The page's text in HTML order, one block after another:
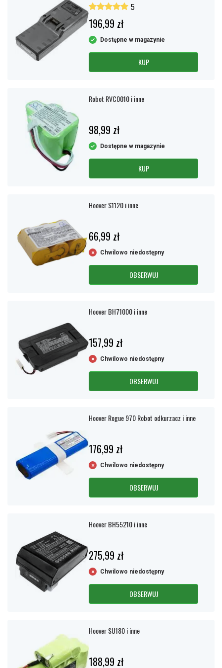
5
196,99 zł
Dostępne w magazynie
KUP
Robot RVC0010 i inne
98,99 zł
Dostępne w magazynie
KUP
Hoover S1120 i inne
66,99 zł
Chwilowo niedostępny
OBSERWUJ
Hoover BH71000 i inne
157,99 zł
Chwilowo niedostępny
OBSERWUJ
Hoover Rogue 970 Robot odkurzacz i inne
176,99 zł
Chwilowo niedostępny
OBSERWUJ
Hoover BH55210 i inne
275,99 zł
Chwilowo niedostępny
OBSERWUJ
Hoover SU180 i inne
188,99 zł